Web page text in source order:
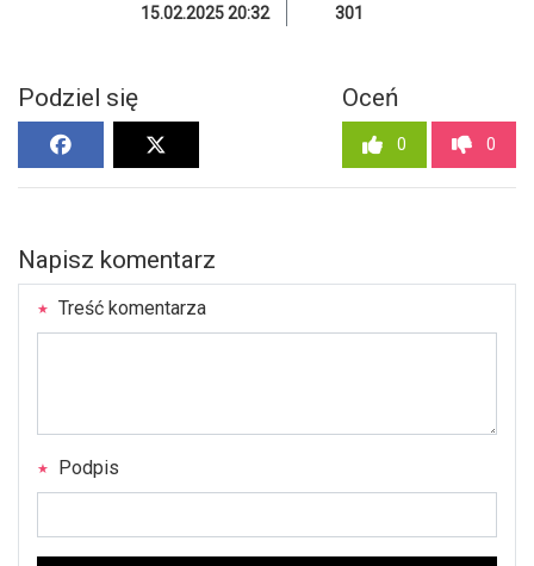
15.02.2025 20:32 301
Podziel się Oceń
0 0
Napisz komentarz
Treść komentarza
Podpis